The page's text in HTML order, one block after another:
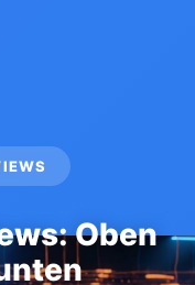
Oben